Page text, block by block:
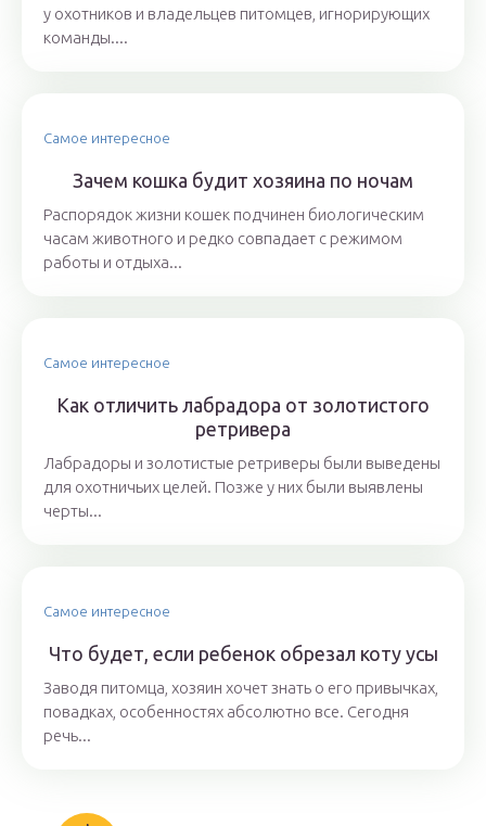
у охотников и владельцев питомцев, игнорирующих
команды....
Самое интересное
Зачем кошка будит хозяина по ночам
Распорядок жизни кошек подчинен биологическим
часам животного и редко совпадает с режимом
работы и отдыха...
Самое интересное
Как отличить лабрадора от золотистого
ретривера
Лабрадоры и золотистые ретриверы были выведены
для охотничьих целей. Позже у них были выявлены
черты...
Самое интересное
Что будет, если ребенок обрезал коту усы
Заводя питомца, хозяин хочет знать о его привычках,
повадках, особенностях абсолютно все. Сегодня
речь...